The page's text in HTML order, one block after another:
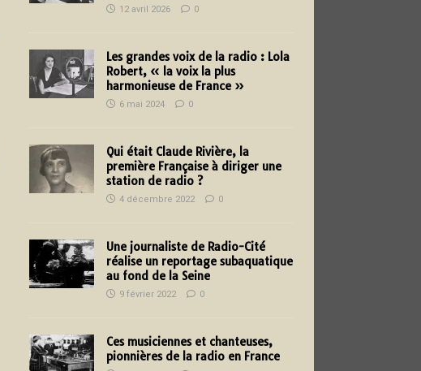
12 avril 2026 0
Les grandes voix de la radio : Lola
Robert, « la voix la plus
harmonieuse de France »
6 mai 2024 0
Qui était Claude Rivière, la
première Française à diriger une
station de radio ?
4 décembre 2022 0
Une journaliste de Radio-Cité
réalise un reportage subaquatique
au fond de la Seine
9 février 2022 0
Ces musiciennes et chanteuses,
pionnières de la radio en France